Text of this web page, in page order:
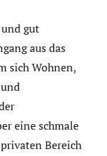
gut
aus das
sich Wohnen,
eine schmale
Bereich